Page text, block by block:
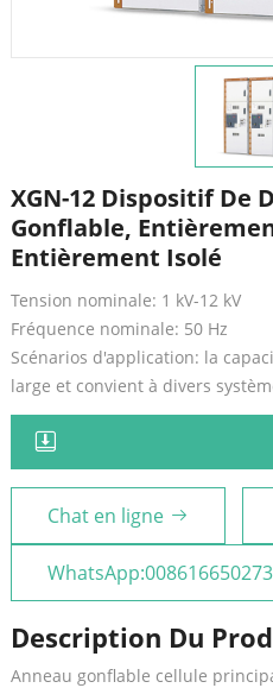
XGN-12 Dispositif De
Gonflable,
Entièrement Isolé
Tension nominale: 1 kV-12 kV
Fréquence nominale: 50 Hz
Scénarios d'application: la
large et convient à divers
Chat en ligne
Description Du
Anneau gonflable cellule